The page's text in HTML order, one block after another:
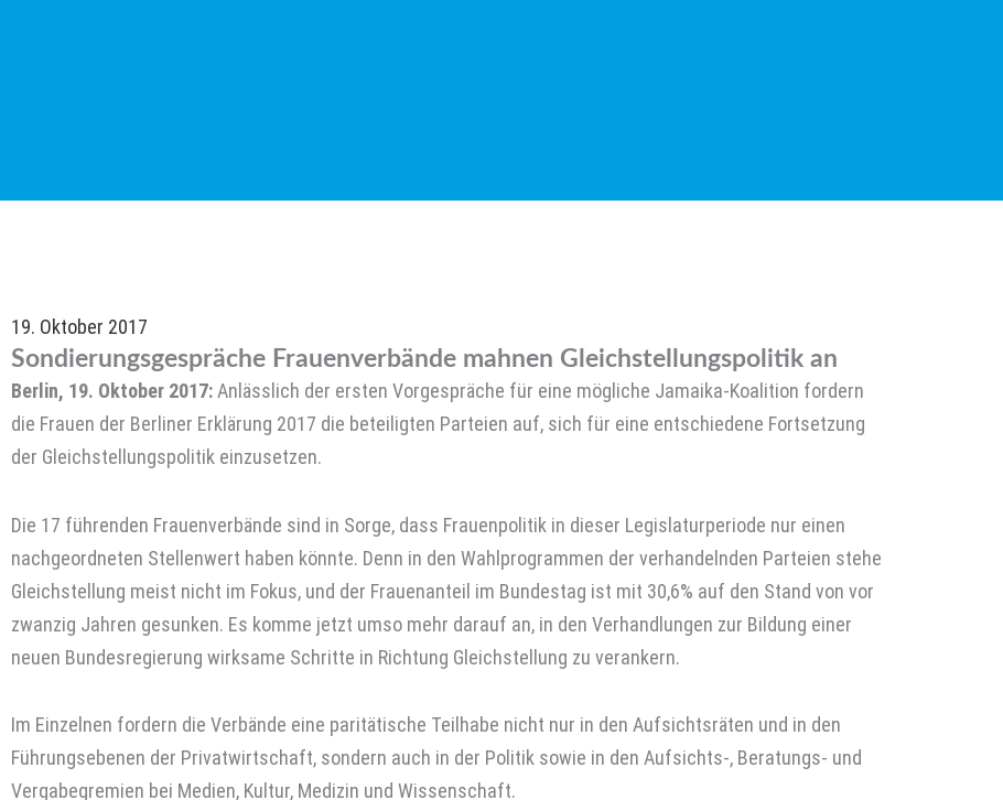
19. Oktober 2017
Sondierungsgespräche Frauenverbände mahnen Gleichstellungspolitik an
Berlin, 19. Oktober 2017:Anlässlich der ersten Vorgespräche für eine mögliche Jamaika-Koalition fordern
die Frauen der Berliner Erklärung 2017 die beteiligten Parteien auf, sich für eine entschiedene Fortsetzung
der Gleichstellungspolitik einzusetzen.
Die 17 führenden Frauenverbände sind in Sorge, dass Frauenpolitik in dieser Legislatur­periode nur einen
nachgeordneten Stellenwert haben könnte. Denn in den Wahlprogrammen der verhandelnden Parteien stehe
Gleichstellung meist nicht im Fokus, und der Frauenanteil im Bundestag ist mit 30,6% auf den Stand von vor
zwanzig Jahren gesunken. Es komme jetzt umso mehr darauf an, in den Verhandlungen zur Bildung einer
neuen Bundes­regierung wirksame Schritte in Richtung Gleichstellung zu verankern.
Im Einzelnen fordern die Verbände eine paritätische Teilhabe nicht nur in den Aufsichtsräten und in den
Führungs­ebenen der Privatwirtschaft, sondern auch in der Politik sowie in den Aufsichts-, Beratungs- und
Vergabegremien bei Medien, Kultur, Medizin und Wissenschaft.